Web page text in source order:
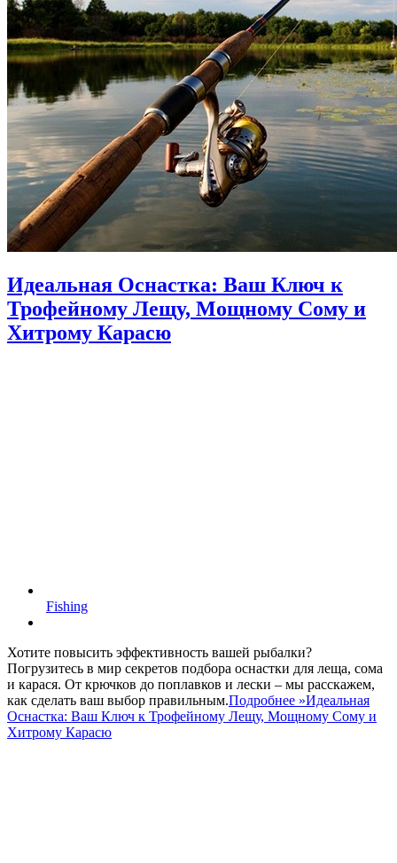
Идеальная Оснастка: Ваш Ключ к
Трофейному Лещу, Мощному Сому и
Хитрому Карасю
Fishing
Хотите повысить эффективность вашей рыбалки?
Погрузитесь в мир секретов подбора оснастки для леща, сома
и карася. От крючков до поплавков и лески – мы расскажем,
как сделать ваш выбор правильным.Подробнее »Идеальная
Оснастка: Ваш Ключ к Трофейному Лещу, Мощному Сому и
Хитрому Карасю